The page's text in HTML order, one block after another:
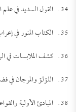
34. القول السديد في علم التجويد.
35. الكتاب المنور في إعراب قصار السور.
36. كشف الملابسات في الرد على رسالة حكم القراءة للأموات.
37. اللؤلؤ والمرجان في فضائل القرآن
38. المبادئ الأولية والقواعد الأساسية في علم مصطلح الحديث.